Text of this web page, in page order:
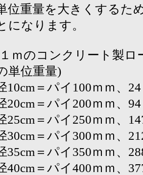
位重量を大きくするた
になります。
ｍのコンクリート製ロ
単位重量)
10cm＝パイ100ｍｍ、
20cm＝パイ200ｍｍ、
25cm＝パイ250ｍｍ、
30cm＝パイ300ｍｍ、
35cm＝パイ350ｍｍ、
40cm＝パイ400ｍｍ、